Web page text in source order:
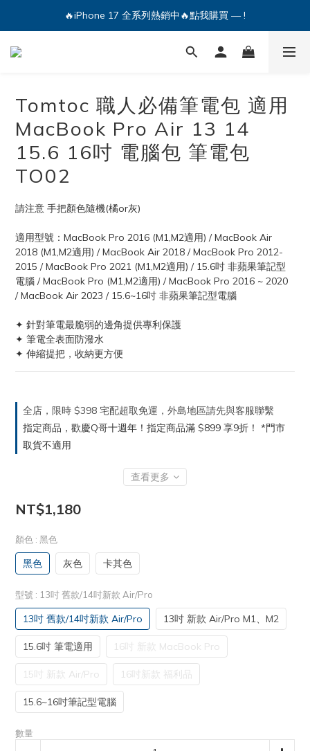
🔥iPhone 17 全系列熱銷中🔥點我購買 — !
Tomtoc 職人必備筆電包 適用
MacBook Pro Air 13 14
15.6 16吋 電腦包 筆電包
TO02
請注意 手把顏色隨機(橘or灰)
適用型號：MacBook Pro 2016 (M1,M2適用) / MacBook Air
2018 (M1,M2適用) / MacBook Air 2018 / MacBook Pro 2012-
2015 / MacBook Pro 2021 (M1,M2適用) / 15.6吋 非蘋果筆記型
電腦 / MacBook Pro (M1,M2適用) / MacBook Pro 2016 ~ 2020
/ MacBook Air 2023 / 15.6~16吋 非蘋果筆記型電腦
✦ 針對筆電最脆弱的邊角提供專利保護
✦ 筆電全表面防潑水
✦ 伸縮提把，收納更方便
全店，限時 $398 宅配超取免運，外島地區請先與客服聯繫
指定商品，歡慶Q哥十週年！指定商品滿 $899 享9折！ *門市
取貨不適用
查看更多
NT$1,180
顏色 : 黑色
黑色 灰色 卡其色
型號 : 13吋 舊款/14吋新款 Air/Pro
13吋 舊款/14吋新款 Air/Pro 13吋 新款 Air/Pro M1、M2
15.6吋 筆電適用 16吋 新款 MacBook Pro
15吋 新款 Air/Pro 16吋新款 福利品
15.6~16吋筆記型電腦
數量